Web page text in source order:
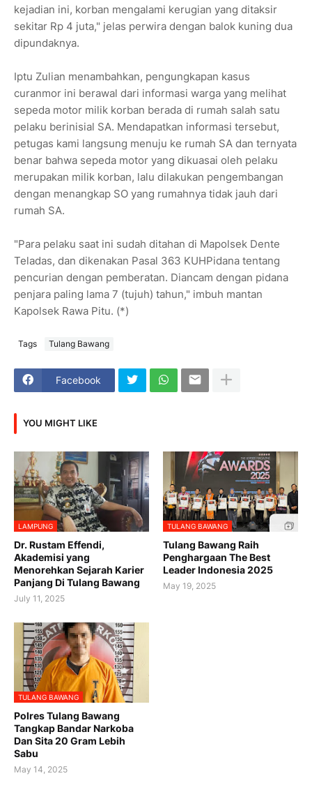
kejadian ini, korban mengalami kerugian yang ditaksir
sekitar Rp 4 juta," jelas perwira dengan balok kuning dua
dipundaknya.
Iptu Zulian menambahkan, pengungkapan kasus
curanmor ini berawal dari informasi warga yang melihat
sepeda motor milik korban berada di rumah salah satu
pelaku berinisial SA. Mendapatkan informasi tersebut,
petugas kami langsung menuju ke rumah SA dan ternyata
benar bahwa sepeda motor yang dikuasai oleh pelaku
merupakan milik korban, lalu dilakukan pengembangan
dengan menangkap SO yang rumahnya tidak jauh dari
rumah SA.
"Para pelaku saat ini sudah ditahan di Mapolsek Dente
Teladas, dan dikenakan Pasal 363 KUHPidana tentang
pencurian dengan pemberatan. Diancam dengan pidana
penjara paling lama 7 (tujuh) tahun," imbuh mantan
Kapolsek Rawa Pitu. (*)
Tags Tulang Bawang
Facebook
YOU MIGHT LIKE
LAMPUNG
Dr. Rustam Effendi,
Akademisi yang
Menorehkan Sejarah Karier
Panjang Di Tulang Bawang
July 11, 2025
TULANG BAWANG
Tulang Bawang Raih
Penghargaan The Best
Leader Indonesia 2025
May 19, 2025
TULANG BAWANG
Polres Tulang Bawang
Tangkap Bandar Narkoba
Dan Sita 20 Gram Lebih
Sabu
May 14, 2025